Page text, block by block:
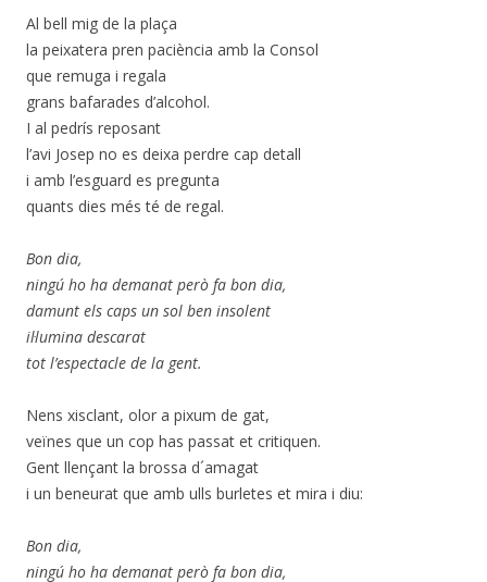
Al bell mig de la plaça
la peixatera pren paciència amb la Consol
que remuga i regala
grans bafarades d’alcohol.
I al pedrís reposant
l’avi Josep no es deixa perdre cap detall
i amb l’esguard es pregunta
quants dies més té de regal.
Bon dia,
ningú ho ha demanat però fa bon dia,
damunt els caps un sol ben insolent
il·lumina descarat
tot l’espectacle de la gent.
Nens xisclant, olor a pixum de gat,
veïnes que un cop has passat et critiquen.
Gent llençant la brossa d´amagat
i un beneurat que amb ulls burletes et mira i diu:
Bon dia,
ningú ho ha demanat però fa bon dia,